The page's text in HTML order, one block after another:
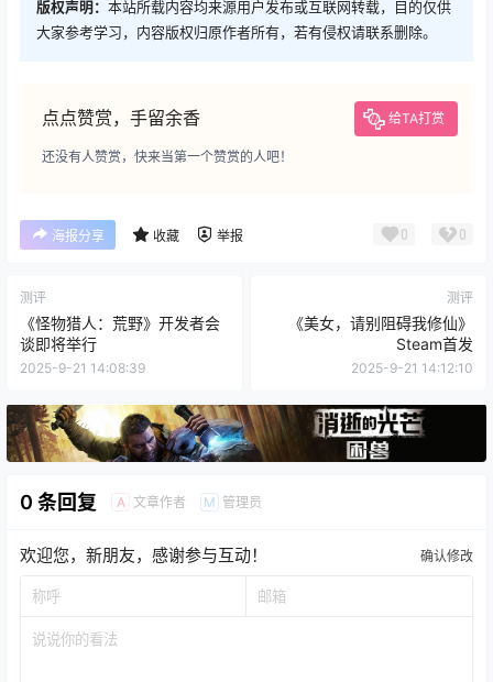
版权声明： 本站所载内容均来源用户发布或互联网转载，目的仅供
大家参考学习，内容版权归原作者所有，若有侵权请联系删除。
点点赞赏，手留余香 给TA打赏
还没有人赞赏，快来当第一个赞赏的人吧！
海报分享 收藏 举报 0 0
测评
《怪物猎人：荒野》开发者会
谈即将举行
2025-9-21 14:08:39
测评
《美女，请别阻碍我修仙》
Steam首发
2025-9-21 14:12:10
0 条回复 A 文章作者 M 管理员
欢迎您，新朋友，感谢参与互动！ 确认修改